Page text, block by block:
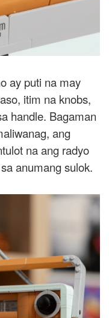
ay puti na may
itim na knobs,
handle. Bagaman
ang
na ang radyo
anumang sulok.